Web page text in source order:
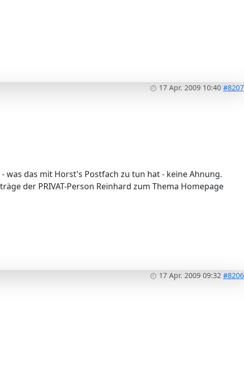
17 Apr. 2009 10:40 #8207
das mit Horst's Postfach zu tun hat - keine Ahnung.
der PRIVAT-Person Reinhard zum Thema Homepage
17 Apr. 2009 09:32 #8206